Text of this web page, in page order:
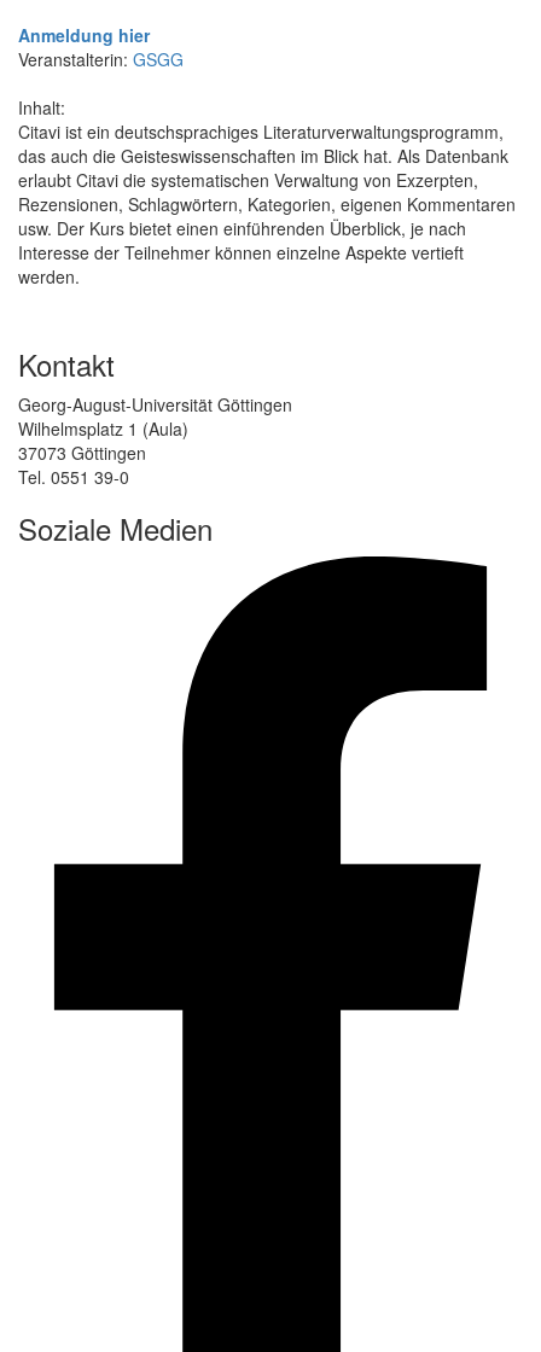
Anmeldung hier
Veranstalterin: GSGG
Inhalt:
Citavi ist ein deutschsprachiges Literaturverwaltungsprogramm,
das auch die Geisteswissenschaften im Blick hat. Als Datenbank
erlaubt Citavi die systematischen Verwaltung von Exzerpten,
Rezensionen, Schlagwörtern, Kategorien, eigenen Kommentaren
usw. Der Kurs bietet einen einführenden Überblick, je nach
Interesse der Teilnehmer können einzelne Aspekte vertieft
werden.
Kontakt
Georg-August-Universität Göttingen
Wilhelmsplatz 1 (Aula)
37073 Göttingen
Tel. 0551 39-0
Soziale Medien